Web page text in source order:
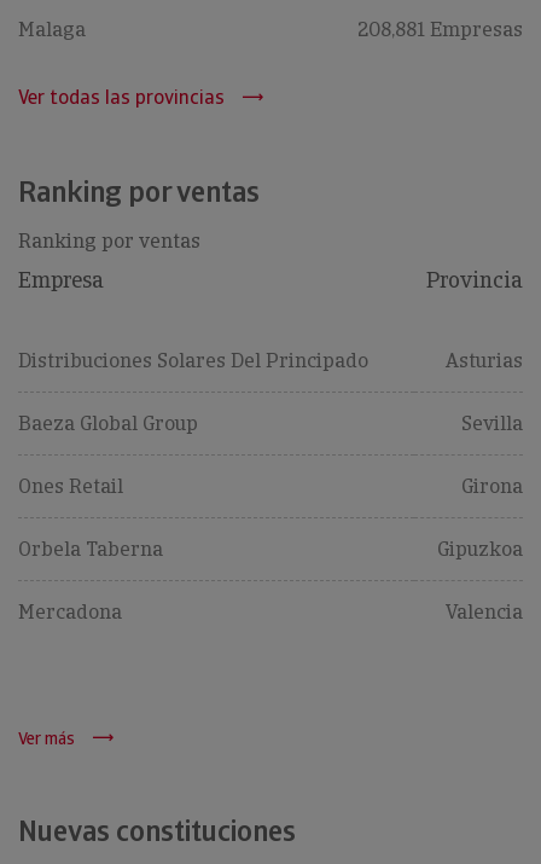
Malaga 208,881 Empresas
Ver todas las provincias
Ranking por ventas
Ranking por ventas
Empresa Provincia
Distribuciones Solares Del Principado Asturias
Baeza Global Group Sevilla
Ones Retail Girona
Orbela Taberna Gipuzkoa
Mercadona Valencia
Ver más
Nuevas constituciones